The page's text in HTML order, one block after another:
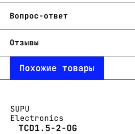
Вопрос-ответ
Отзывы
Похожие товары
SUPU
Electronics
TCD1.5-2-OG